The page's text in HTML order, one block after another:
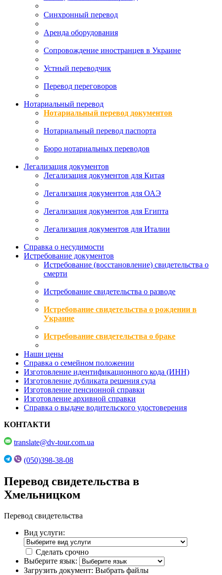
Синхронный перевод
Аренда оборудования
Сопровождение иностранцев в Украине
Устный переводчик
Перевод переговоров
Нотариальный перевод
Нотариальный перевод документов
Нотариальный перевод паспорта
Бюро нотариальных переводов
Легализация документов
Легализация документов для Китая
Легализация документов для ОАЭ
Легализация документов для Египта
Легализация документов для Италии
Справка о несудимости
Истребование документов
Истребование (восстановление) свидетельства о
смерти
Истребование свидетельства о разводе
Истребование свидетельства о рождении в
Украине
Истребование свидетельства о браке
Наши цены
Справка о семейном положении
Изготовление идентификационного кода (ИНН)
Изготовление дубликата решения суда
Изготовление пенсионной справки
Изготовление архивной справки
Справка о выдаче водительского удостоверения
КОНТАКТИ
translate@dv-tour.com.ua
(050)398-38-08
Перевод свидетельства в
Хмельницком
Перевод свидетельства
Вид услуги:
Сделать срочно
Выберите язык:
Загрузить документ: Выбрать файлы